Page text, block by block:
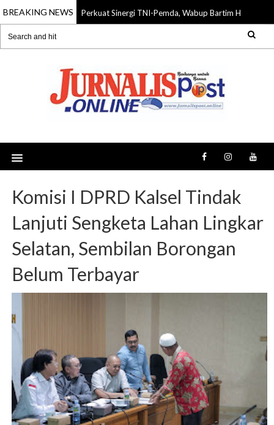
BREAKING NEWS
10 Aug 2026 Perkuat Sinergi TNI-Pemda, Wabup Bartim Hadiri
Komisi I DPRD Kalsel Tindak
Lanjuti Sengketa Lahan Lingkar
Selatan, Sembilan Borongan
Belum Terbayar